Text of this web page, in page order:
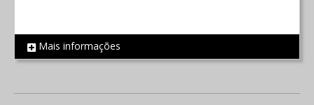
REF 1152
Mais informações